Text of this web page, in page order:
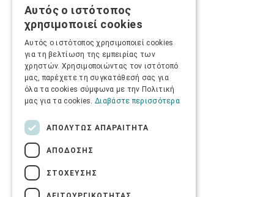
Αυτός ο ιστότοπος
χρησιμοποιεί cookies
Αυτός ο ιστότοπος χρησιμοποιεί cookies
για τη βελτίωση της εμπειρίας των
χρηστών. Χρησιμοποιώντας τον ιστότοπό
μας, παρέχετε τη συγκατάθεσή σας για
όλα τα cookies σύμφωνα με την Πολιτική
μας για τα cookies. Διαβάστε περισσότερα
ΑΠΟΛΎΤΩΣ ΑΠΑΡΑΊΤΗΤΑ
ΑΠΌΔΟΣΗΣ
ΣΤΌΧΕΥΣΗΣ